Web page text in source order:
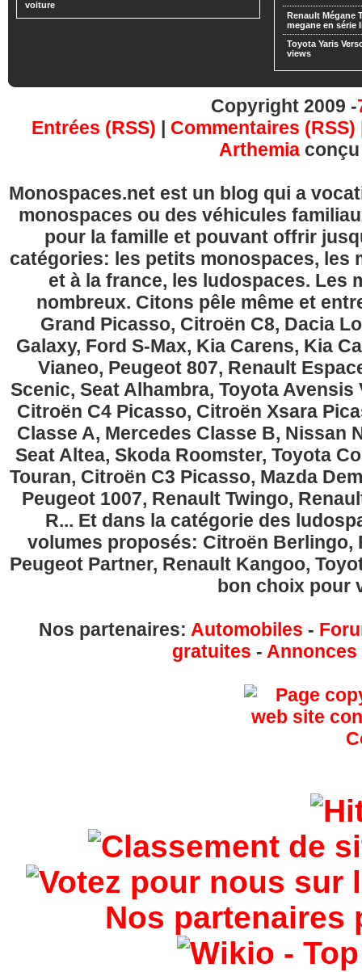
voiture
Renault Mégane
megane en série
Toyota Yaris
views
Copyright 2009 -
Entrées (RSS) | Commentaires (RSS)
Arthemia
Monospaces.net est un blog qui a
monospaces ou des véhicules
pour la famille et pouvant offrir
catégories: les petits monospaces, les
et à la france, les ludospaces. Les
nombreux. Citons pêle même et
Grand Picasso, Citroën C8, Dacia
Galaxy, Ford S-Max, Kia Carens, Kia
Vianeo, Peugeot 807, Renault
Scenic, Seat Alhambra, Toyota
Citroën C4 Picasso, Citroën Xsara
Classe A, Mercedes Classe B, Nissan
Seat Altea, Skoda Roomster, Toyota
Touran, Citroën C3 Picasso, Mazda
Peugeot 1007, Renault Twingo,
R... Et dans la catégorie des
volumes proposés: Citroën Berlingo,
Peugeot Partner, Renault Kangoo,
bon choix pour
Nos partenaires: Automobiles -
gratuites -
Nos partenaires